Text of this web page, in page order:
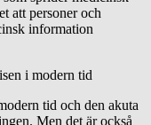
att personer och
information
i modern tid
tid och den akuta
Men det är också